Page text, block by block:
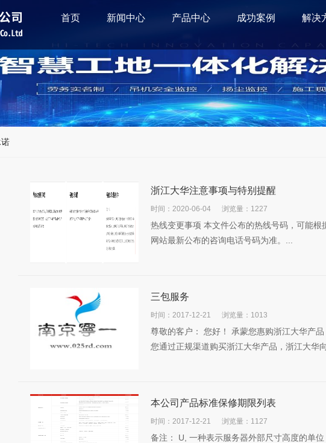
首页 新闻中心 产品中心 成功案例 解决
浙江大华注意事项与特别提醒
时间：2020-06-04 浏览量：1227
热线变更事项 本文件公布的热线号码，可能
网站最新公布的咨询电话号码为准。...
三包服务
时间：2017-12-21 浏览量：1013
尊敬的客户： 您好！ 承蒙您惠购浙江大华产
您通过正规渠道购买浙江大华产品，浙江大华
本公司产品标准保修期限列表
时间：2017-12-21 浏览量：1127
备注： U, 一种表示服务器外部尺寸高度的单